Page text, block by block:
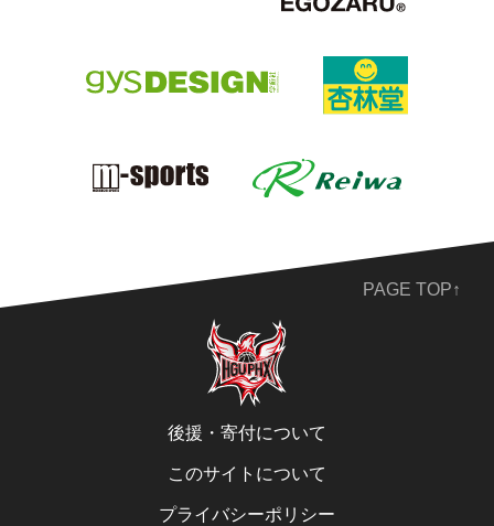
後援・寄付について
このサイトについて
プライバシーポリシー
PAGE TOP↑